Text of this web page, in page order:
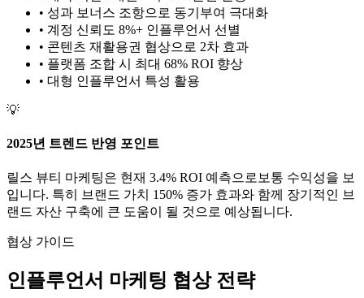
• 성과 보너스 조항으로 동기부여 극대화
• 계정 신뢰도 8%+ 인플루언서 선별
• 콘텐츠 재활용권 협상으로 2차 효과
• 플랫폼 조합 시 최대 68% ROI 향상
• 대형 인플루언서 특성 활용
💡
2025년 트렌드 반영 포인트
릴스 뷰티 마케팅은 현재 3.4% ROI 예측으로 보통 수익성을 보
입니다. 특히 브랜드 가치
150% 증가 효과와 함께 장기적인 브
랜드 자산 구축에 큰 도움이 될 것으로 예상됩니다.
협상 가이드
인플루언서 마케팅 협상 전략